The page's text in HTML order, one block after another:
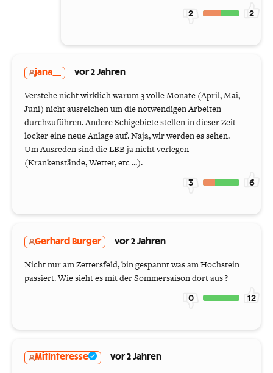
2 2
jana__ vor 2 Jahren
Verstehe nicht wirklich warum 3 volle Monate (April, Mai,
Juni) nicht ausreichen um die notwendigen Arbeiten
durchzuführen. Andere Schigebiete stellen in dieser Zeit
locker eine neue Anlage auf. Naja, wir werden es sehen.
Um Ausreden sind die LBB ja nicht verlegen
(Krankenstände, Wetter, etc ...).
3 6
Gerhard Burger vor 2 Jahren
Nicht nur am Zettersfeld, bin gespannt was am Hochstein
passiert. Wie sieht es mit der Sommersaison dort aus ?
0 12
MitInteresse vor 2 Jahren